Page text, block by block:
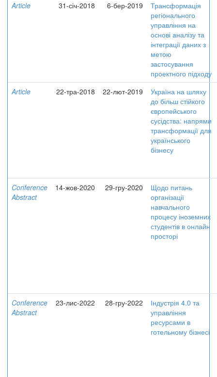
Article
31-січ-2018 6-бер-2019
Трансформація
регіонального
управління на
основі аналізу та
інтеграції даних з
метою
застосування
проектного підходу
Article
22-тра-2018 22-лют-2019
Україна на шляху
до більш стійкого
європейського
сусідства: напрями
трансформації для
українського
бізнесу
Conference
Abstract
14-жов-2020 29-гру-2020
Щодо питань
організації
навчального
процесу іноземних
студентів в онлайн
просторі
Conference
Abstract
23-лис-2022 28-гру-2022
Індустрія 4.0 та
управління
ресурсами в
готельному бізнесі